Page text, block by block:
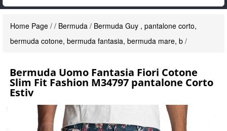
Home Page / / Bermuda / Bermuda Guy , pantalone corto,
bermuda cotone, bermuda fantasia, bermuda mare, b /
Bermuda Uomo Fantasia Fiori Cotone
Slim Fit Fashion M34797 pantalone Corto
Estiv